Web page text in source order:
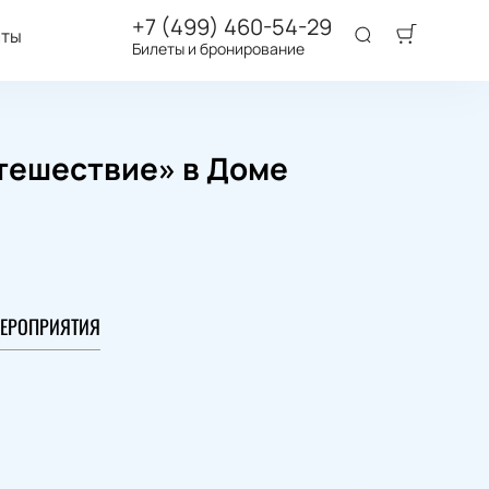
+7 (499) 460-54-29
Билеты и бронирование
в Доме